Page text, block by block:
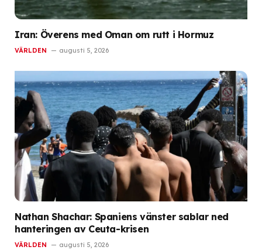
Iran: Överens med Oman om rutt i Hormuz
VÄRLDEN augusti 5, 2026
Nathan Shachar: Spaniens vänster sablar ned
hanteringen av Ceuta-krisen
VÄRLDEN augusti 5, 2026